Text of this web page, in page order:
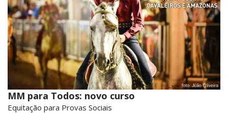
MM para Todos: novo curso
Equitação para Provas Sociais